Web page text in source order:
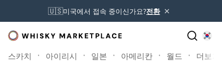
🇺🇸미국에서 접속 중이신가요?전환 ×
스카치 아이리시 일본 아메리칸 월드 더보기